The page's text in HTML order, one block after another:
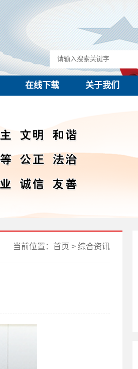
在线下载 关于我们
当前位置： 首页 > 综合资讯